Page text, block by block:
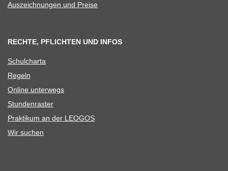
Aus­zeich­nun­gen und Preise
RECHTE, PFLICHTEN UND INFOS
Schul­charta
Regeln
Online unter­wegs
Stun­den­ras­ter
Prak­ti­kum an der LEOGOS
Wir suchen